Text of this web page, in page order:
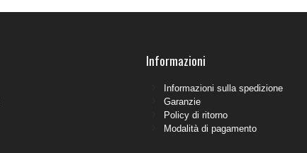
Informazioni
Informazioni sulla spedizione
Garanzie
Policy di ritorno
Modalità di pagamento